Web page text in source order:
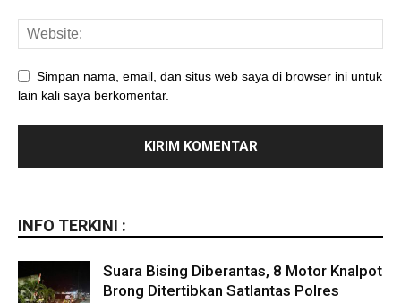
Simpan nama, email, dan situs web saya di browser ini untuk
lain kali saya berkomentar.
INFO TERKINI :
Suara Bising Diberantas, 8 Motor Knalpot
Brong Ditertibkan Satlantas Polres